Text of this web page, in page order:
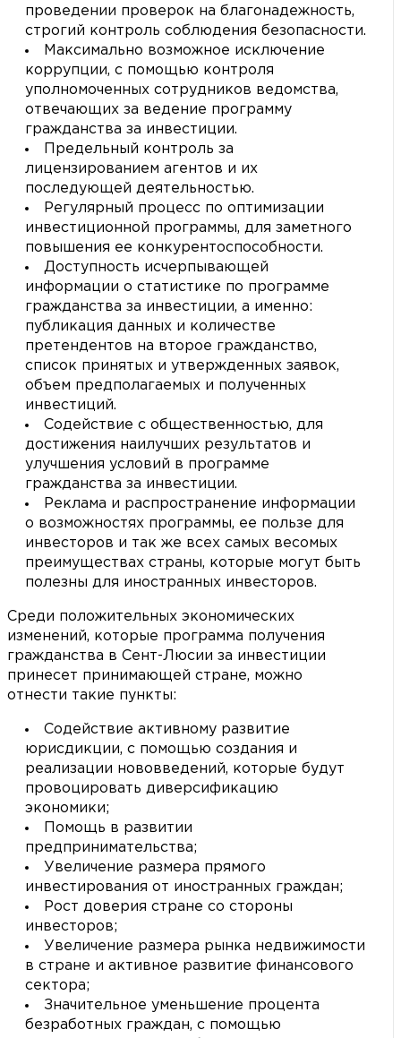
проведении проверок на благонадежность,
строгий контроль соблюдения безопасности.
Максимально возможное исключение
коррупции, с помощью контроля
уполномоченных сотрудников ведомства,
отвечающих за ведение программу
гражданства за инвестиции.
Предельный контроль за
лицензированием агентов и их
последующей деятельностью.
Регулярный процесс по оптимизации
инвестиционной программы, для заметного
повышения ее конкурентоспособности.
Доступность исчерпывающей
информации о статистике по программе
гражданства за инвестиции, а именно:
публикация данных и количестве
претендентов на второе гражданство,
список принятых и утвержденных заявок,
объем предполагаемых и полученных
инвестиций.
Содействие с общественностью, для
достижения наилучших результатов и
улучшения условий в программе
гражданства за инвестиции.
Реклама и распространение информации
о возможностях программы, ее пользе для
инвесторов и так же всех самых весомых
преимуществах страны, которые могут быть
полезны для иностранных инвесторов.
Среди положительных экономических
изменений, которые программа получения
гражданства в Сент-Люсии за инвестиции
принесет принимающей стране, можно
отнести такие пункты:
Содействие активному развитие
юрисдикции, с помощью создания и
реализации нововведений, которые будут
провоцировать диверсификацию
экономики;
Помощь в развитии
предпринимательства;
Увеличение размера прямого
инвестирования от иностранных граждан;
Рост доверия стране со стороны
инвесторов;
Увеличение размера рынка недвижимости
в стране и активное развитие финансового
сектора;
Значительное уменьшение процента
безработных граждан, с помощью